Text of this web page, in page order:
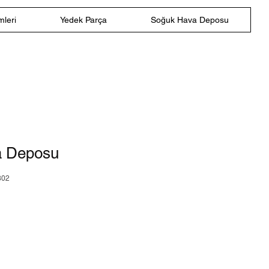
Yedek Parça Soğuk Hava Deposu
Deposu